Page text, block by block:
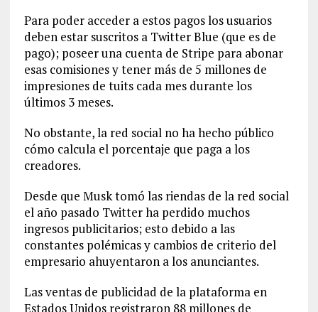
Para poder acceder a estos pagos los usuarios
deben estar suscritos a Twitter Blue (que es de
pago); poseer una cuenta de Stripe para abonar
esas comisiones y tener más de 5 millones de
impresiones de tuits cada mes durante los
últimos 3 meses.
No obstante, la red social no ha hecho público
cómo calcula el porcentaje que paga a los
creadores.
Desde que Musk tomó las riendas de la red social
el año pasado Twitter ha perdido muchos
ingresos publicitarios; esto debido a las
constantes polémicas y cambios de criterio del
empresario ahuyentaron a los anunciantes.
Las ventas de publicidad de la plataforma en
Estados Unidos registraron 88 millones de